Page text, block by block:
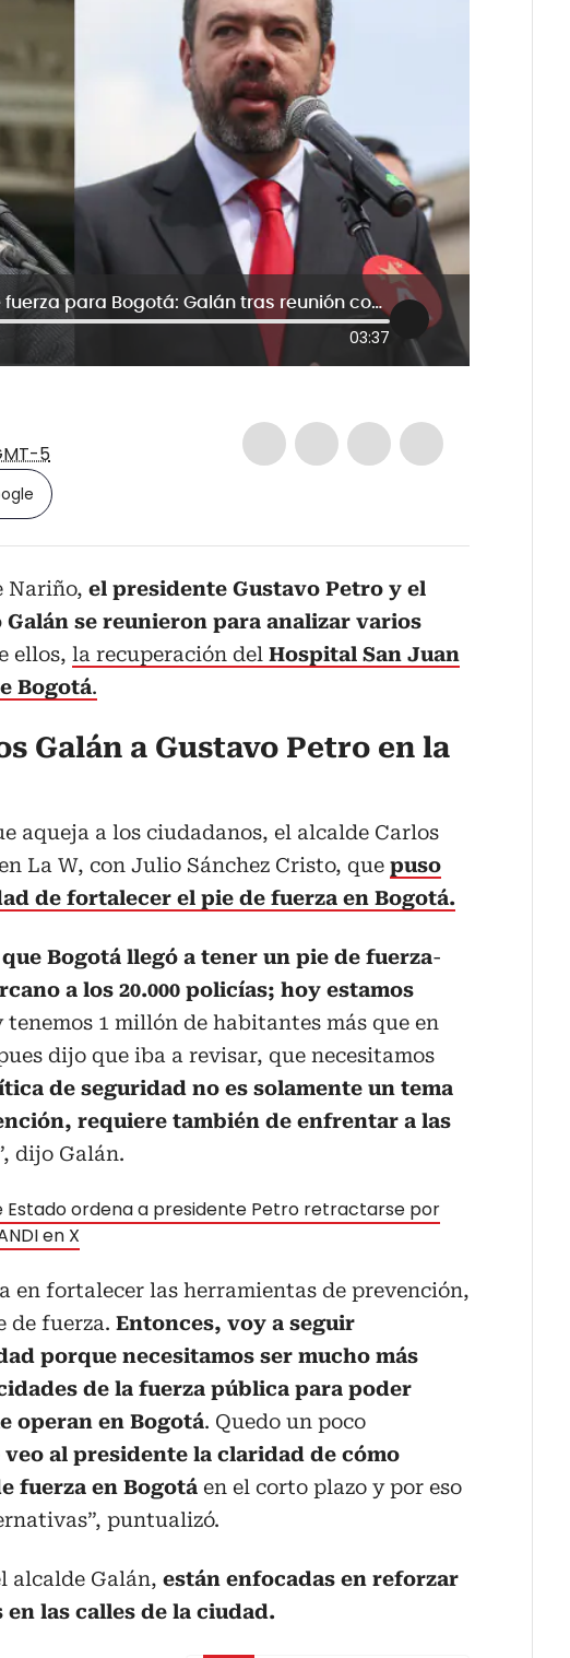
Le insistiré en aumentar el pie de fuerza para Bogotá: Galán tras reunión con Petro
03:37
5
Nariño, el presidente Gustavo Petro y el
Galán se reunieron para analizar varios
ellos, la recuperación del Hospital San Juan
Bogotá.
Galán a Gustavo Petro en la
aqueja a los ciudadanos, el alcalde Carlos
La W, con Julio Sánchez Cristo, que puso
de fortalecer el pie de fuerza en Bogotá.
Bogotá llegó a tener un pie de fuerza-
a los 20.000 policías; hoy estamos
tenemos 1 millón de habitantes más que en
dijo que iba a revisar, que necesitamos
de seguridad no es solamente un tema
requiere también de enfrentar a las
dijo Galán.
Estado ordena a presidente Petro retractarse por
en X
en fortalecer las herramientas de prevención,
de fuerza. Entonces, voy a seguir
porque necesitamos ser mucho más
de la fuerza pública para poder
operan en Bogotá. Quedo un poco
veo al presidente la claridad de cómo
fuerza en Bogotá en el corto plazo y por eso
puntualizó.
alcalde Galán, están enfocadas en reforzar
las calles de la ciudad.